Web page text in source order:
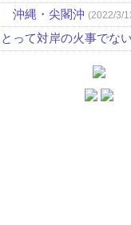
沖縄・尖閣沖 (2022/3/
って対岸の火事でない